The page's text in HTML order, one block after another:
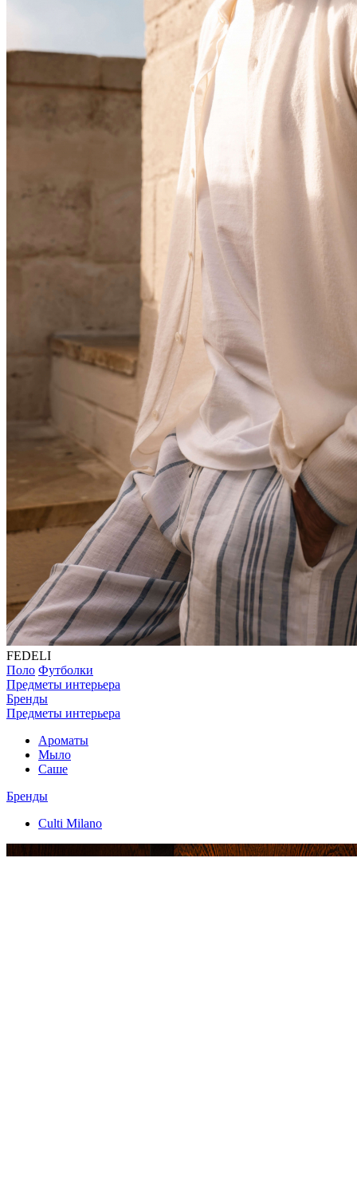
FEDELI
Поло Футболки
Предметы интерьера
Бренды
Предметы интерьера
Ароматы
Мыло
Саше
Бренды
Culti Milano